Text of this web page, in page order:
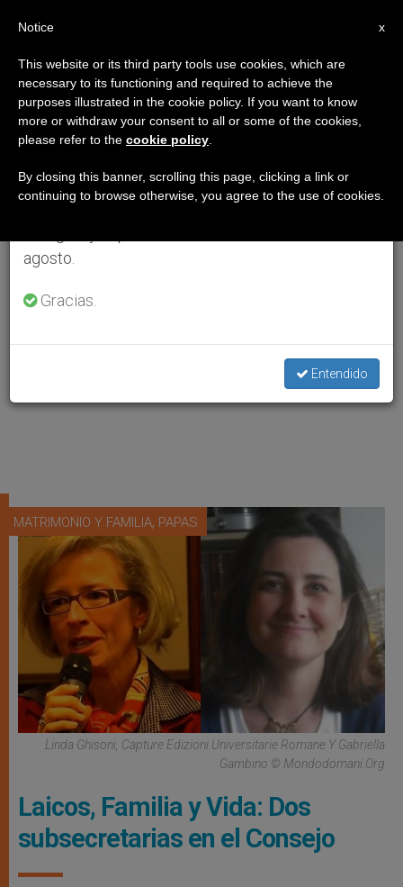
MATRIMONIO Y FAMILIA, PAPAS
Linda Ghisoni, Capture Edizioni Universitarie Romane Y Gabriella
Gambino © Mondodomani.org
Laicos, Familia y Vida: Dos
subsecretarias en el Consejo
×
Aviso importante
Del 27 de julio al 7 de agosto haremos la pausa
anual, aprovechando que en el periodo de verano
se generan menos informaciones y también el
agosto.
Gracias.
Entendido
x
Notice
This website or its third party tools use cookies, which are
necessary to its functioning and required to achieve the
purposes illustrated in the cookie policy. If you want to know
more or withdraw your consent to all or some of the cookies,
please refer to the cookie policy
By closing this banner, scrolling this page, clicking a link or
continuing to browse otherwise, you agree to the use of cookies.